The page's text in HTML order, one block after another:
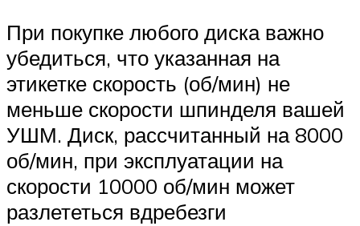
При покупке любого диска важно
убедиться, что указанная на
этикетке скорость (об/мин) не
меньше скорости шпинделя вашей
УШМ. Диск, рассчитанный на 8000
об/мин, при эксплуатации на
скорости 10000 об/мин может
разлететься вдребезги